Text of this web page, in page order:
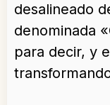
desalineado
denominada
para decir, y